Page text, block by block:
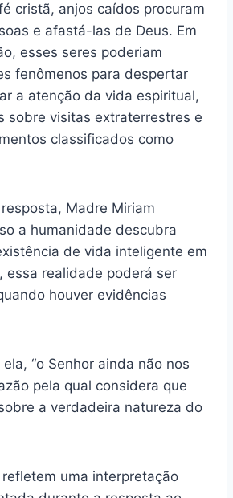
cristã, anjos caídos procuram
e afastá-las de Deus. Em
esses seres poderiam
fenômenos para despertar
a atenção da vida espiritual,
sobre visitas extraterrestres e
classificados como
Madre Miriam
a humanidade descubra
de vida inteligente em
essa realidade poderá ser
houver evidências
“o Senhor ainda não nos
pela qual considera que
a verdadeira natureza do
uma interpretação